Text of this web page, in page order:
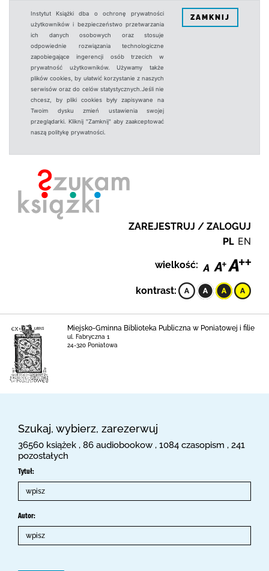
Instytut Książki dba o ochronę prywatności
użytkowników i bezpieczeństwo przetwarzania
ich danych osobowych oraz stosuje
odpowiednie rozwiązania technologiczne
zapobiegające ingerencji osób trzecich w
prywatność użytkowników. Używamy także
plików cookies, by ułatwić korzystanie z naszych
serwisów oraz do celów statystycznych.Jeśli nie
chcesz, by pliki cookies były zapisywane na
Twoim dysku zmień ustawienia swojej
przeglądarki. Kliknij "Zamknij" aby zaakceptować
naszą politykę prywatności.
ZAMKNIJ
ZAREJESTRUJ / ZALOGUJ
PL EN
wielkość:
kontrast:
Miejsko-Gminna Biblioteka Publiczna w Poniatowej i filie
ul. Fabryczna 1
24-320 Poniatowa
Szukaj, wybierz, zarezerwuj
36560 książek , 86 audiobookow , 1084 czasopism , 241
pozostałych
Tytuł:
Autor: